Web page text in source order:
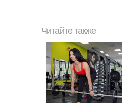
Читайте также